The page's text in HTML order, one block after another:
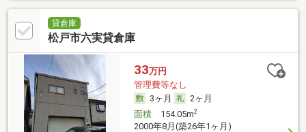
貸倉庫
松戸市六実貸倉庫
33万円
管理費等なし
3ヶ月
2ヶ月
面積154.05m2
2000年8月(築26年1ヶ月)